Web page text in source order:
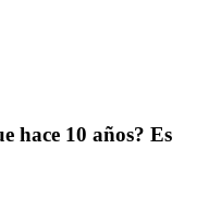
hace 10 años? Es